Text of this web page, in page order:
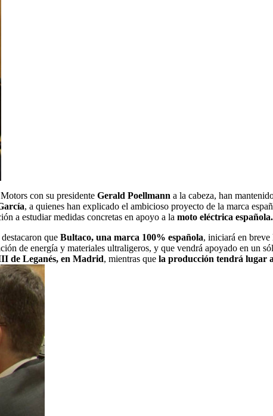
con su presidente Gerald Poellmann a la cabeza, han
, a quienes han explicado el ambicioso proyecto de la marca
a estudiar medidas concretas en apoyo a la moto eléctrica española.
que Bultaco, una marca 100% española, iniciará en
de energía y materiales ultraligeros, y que vendrá apoyado en un
de Leganés, en Madrid, mientras que la producción tendrá lugar